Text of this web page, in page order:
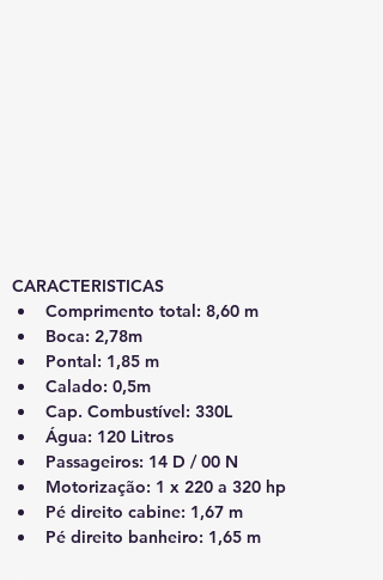
CARACTERISTICAS
Comprimento total: 8,60 m
Boca: 2,78m
Pontal: 1,85 m
Calado: 0,5m
Cap. Combustível: 330L
Água: 120 Litros
Passageiros: 14 D / 00 N
Motorização: 1 x 220 a 320 hp
Pé direito cabine: 1,67 m
Pé direito banheiro: 1,65 m